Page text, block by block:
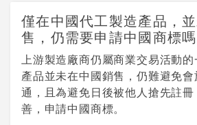
僅在中國代工製造產品，
售，仍需要申請中國商標嗎
上游製造廠商仍屬商業交易活動
產品並未在中國銷售，仍難避免
通，且為避免日後被他人搶先註
善，申請中國商標。